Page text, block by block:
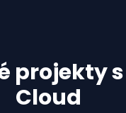
projekty
Cloud